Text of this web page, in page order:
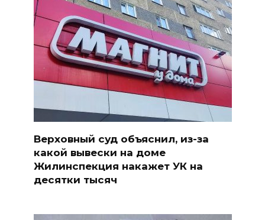
Верховный суд объяснил, из-за
какой вывески на доме
Жилинспекция накажет УК на
десятки тысяч